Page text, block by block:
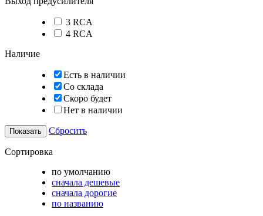
3 RCA
4 RCA
Наличие
Есть в наличии
Со склада
Скоро будет
Нет в наличии
Сбросить
Сортировка
по умолчанию
сначала дешевые
сначала дорогие
по названию